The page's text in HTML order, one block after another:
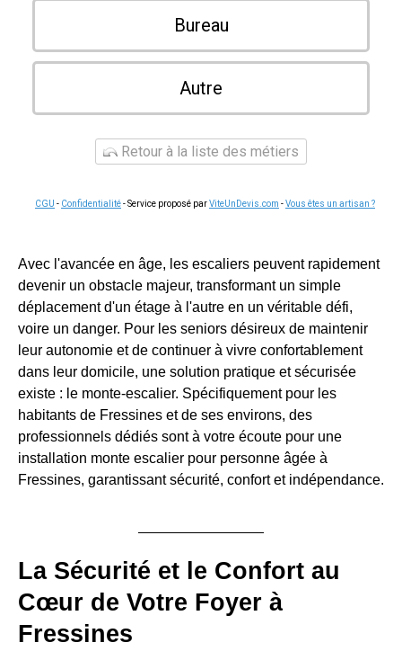
Bureau
Autre
Retour à la liste des métiers
CGU - Confidentialité- Service proposé parViteUnDevis.com -Vous êtes un artisan ?
Avec l'avancée en âge, les escaliers peuvent rapidement
devenir un obstacle majeur, transformant un simple
déplacement d'un étage à l'autre en un véritable défi,
voire un danger. Pour les seniors désireux de maintenir
leur autonomie et de continuer à vivre confortablement
dans leur domicile, une solution pratique et sécurisée
existe : le monte-escalier. Spécifiquement pour les
habitants de Fressines et de ses environs, des
professionnels dédiés sont à votre écoute pour une
installation monte escalier pour personne âgée à
Fressines, garantissant sécurité, confort et indépendance.
La Sécurité et le Confort au
Cœur de Votre Foyer à
Fressines